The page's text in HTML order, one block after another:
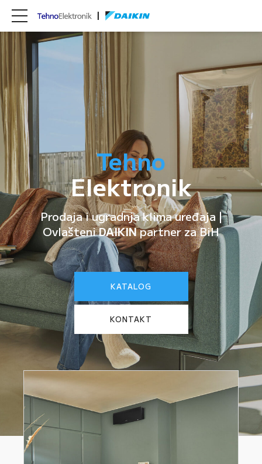
Tehno
Elektronik
Prodaja i ugradnja klima uređaja |
OvlašteniDAIKINpartner za BiH
KATALOG
KONTAKT